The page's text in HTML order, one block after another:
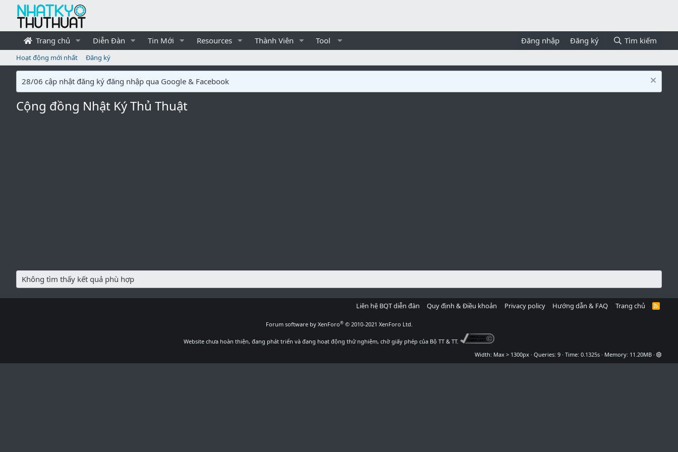
Trang chủ Diễn Đàn Tin Mới Resources Thành Viên Tool Đăng nhập Đăng ký Tìm kiếm
Hoạt động mới nhất Đăng ký
28/06 cập nhật đăng ký đăng nhập qua Google & Facebook
Cộng đồng Nhật Ký Thủ Thuật
Không tìm thấy kết quả phù hợp
Liên hệ BQT diễn đàn Quy định & Điều khoản Privacy policy Hướng dẫn & FAQ Trang chủ
R
S
Forum software by XenForo® © 2010-2021 XenForo Ltd.
Website chưa hoàn thiện, đang phát triển và đang hoạt động thử nghiệm, chờ giấy phép của Bộ TT & TT.
Width
Queries 9 Time 0.1325s Memory 11.20MB